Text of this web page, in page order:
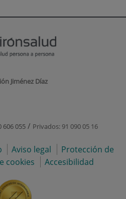
Jiménez Díaz
606 055 / Privados: 91 090 05 16
Aviso legal
Protección de
cookies Accesibilidad